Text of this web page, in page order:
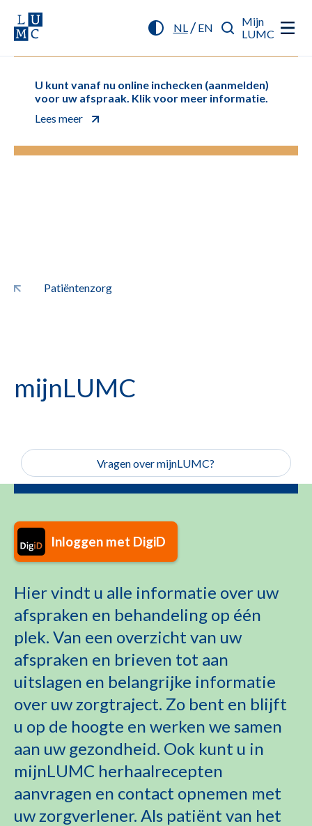
NL/ EN
Mijn
LUMC
U kunt vanaf nu online inchecken (aanmelden)
voor uw afspraak. Klik voor meer informatie.
Lees meer
Patiëntenzorg
mijnLUMC
Vragen over mijnLUMC?
Inloggen met DigiD
Hier vindt u alle informatie over uw
afspraken en behandeling op één
plek. Van een overzicht van uw
afspraken en brieven tot aan
uitslagen en belangrijke informatie
over uw zorgtraject. Zo bent en blijft
u op de hoogte en werken we samen
aan uw gezondheid. Ook kunt u in
mijnLUMC herhaalrecepten
aanvragen en contact opnemen met
uw zorgverlener. Als patiënt van het